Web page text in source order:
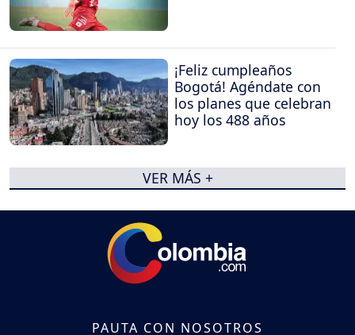
¡Feliz cumpleaños
Bogotá! Agéndate con
los planes que celebran
hoy los 488 años
VER MÁS +
PAUTA CON NOSOTROS